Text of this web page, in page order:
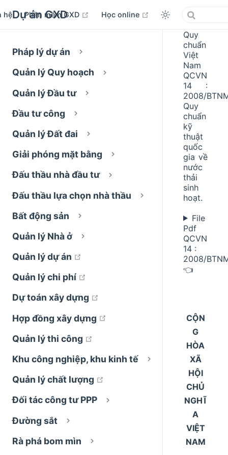
Dự án GXD
hệ Phần mềm GXD open in new window
Học online open in new window
Pháp lý dự án
Quản lý Quy hoạch
Quản lý Đầu tư
Đầu tư công
Quản lý Đất đai
Giải phóng mặt bằng
Đấu thầu nhà đầu tư
Đấu thầu lựa chọn nhà thầu
Bất động sản
Quản lý Nhà ở
Quản lý dự án
Quản lý chi phí
Dự toán xây dựng
Hợp đồng xây dựng
open in new window
Quản lý thi công
Khu công nghiệp, khu kinh tế
Quản lý chất lượng
open in new window
Đối tác công tư PPP
Đường sắt
Rà phá bom mìn
Quy
chuẩn
Việt
Nam
QCVN
14 :
2008/
Quy
chuẩn
kỹ
thuật
quốc
gia về
nước
thải
sinh
hoạt.
File
Pdf
QCVN
14 :
2008/
👈
CỘN
G
HÒA
XÃ
HỘI
CHỦ
NGHĨ
A
VIỆT
NAM